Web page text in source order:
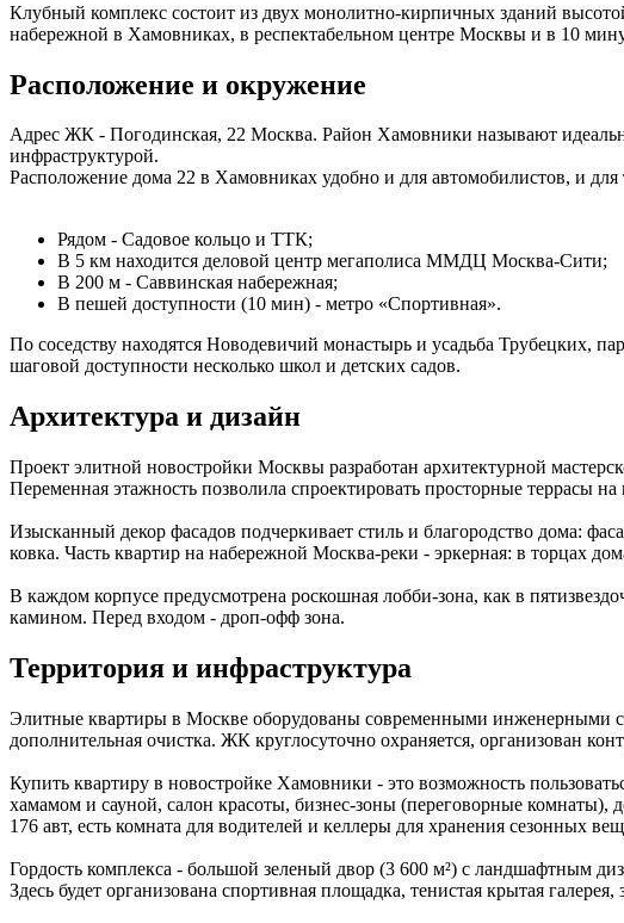
Клубный комплекс состоит из двух монолитно-кирпичных зданий
набережной в Хамовниках, в респектабельном центре Москвы и в 10
Расположение и окружение
Адрес ЖК - Погодинская, 22 Москва. Район Хамовники называют
инфраструктурой.
Расположение дома 22 в Хамовниках удобно и для автомобилистов, и
Рядом - Садовое кольцо и ТТК;
В 5 км находится деловой центр мегаполиса ММДЦ Москва-Сити;
В 200 м - Саввинская набережная;
В пешей доступности (10 мин) - метро «Спортивная».
По соседству находятся Новодевичий монастырь и усадьба Трубецких,
шаговой доступности несколько школ и детских садов.
Архитектура и дизайн
Проект элитной новостройки Москвы разработан архитектурной
Переменная этажность позволила спроектировать просторные террасы на
Изысканный декор фасадов подчеркивает стиль и благородство дома:
ковка. Часть квартир на набережной Москва-реки - эркерная: в торцах
В каждом корпусе предусмотрена роскошная лобби-зона, как в
камином. Перед входом - дроп-офф зона.
Территория и инфраструктура
Элитные квартиры в Москве оборудованы современными инженерными
дополнительная очистка. ЖК круглосуточно охраняется, организован
Купить квартиру в новостройке Хамовники - это возможность
хамамом и сауной, салон красоты, бизнес-зоны (переговорные комнаты),
176 авт, есть комната для водителей и келлеры для хранения сезонных
Гордость комплекса - большой зеленый двор (3 600 м²) с ландшафтным
Здесь будет организована спортивная площадка, тенистая крытая